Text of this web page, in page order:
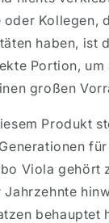
oder Kollegen,
haben, ist
Portion, um
großen
Produkt
Viola gehört
Jahrzehnte
behauptet